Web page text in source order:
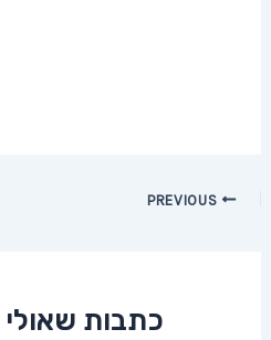
Post
כתבות